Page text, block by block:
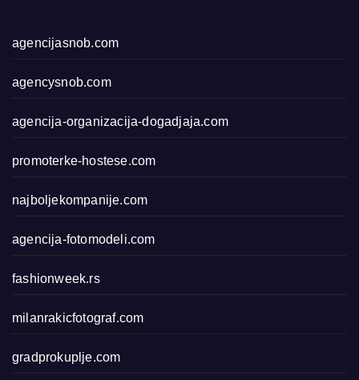
agencijasnob.com
agencysnob.com
agencija-organizacija-dogadjaja.com
promoterke-hostese.com
najboljekompanije.com
agencija-fotomodeli.com
fashionweek.rs
milanrakicfotograf.com
gradprokuplje.com